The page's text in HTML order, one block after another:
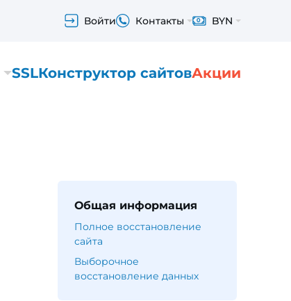
Войти Контакты BYN
SSLКонструктор сайтовАкции
Общая информация
Полное восстановление
сайта
Выборочное
восстановление данных